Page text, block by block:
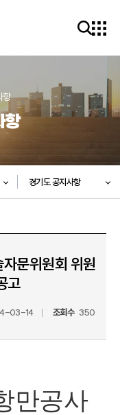
항
항
경기도 공지사항
문위원회 위원
고
03-14 조회수 350
만공사